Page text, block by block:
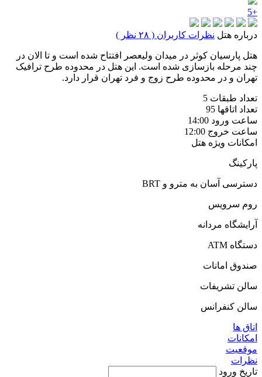
+5
درباره هتل نظرات کاربران ( ۲۸ نظر )
هتل پارسیان کوثر در میدان ولیعصر افتتاح شده است و تا الان در
چند مرحله بازسازی شده است. این هتل در محدوده طرح ترافیک
تهران و در محدوده طرح زوج و فرد تهران قرار دارد.
تعداد طبقات 5
تعداد اتاقها 95
ساعت ورود 14:00
ساعت خروج 12:00
امکانات ویژه هتل
پارکینگ
دسترسی آسان به مترو و BRT
روم سرویس
آرایشگاه مردانه
دستگاه ATM
صندوق امانات
سالن تشریفات
سالن کنفرانس
اتاق ها
امکانات
موقعیت
نظرات
تاریخ ورود